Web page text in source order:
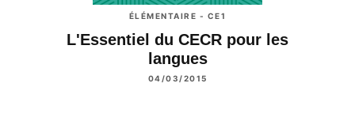
ÉLÉMENTAIRE - CE1
L'Essentiel du CECR pour les
langues
04/03/2015